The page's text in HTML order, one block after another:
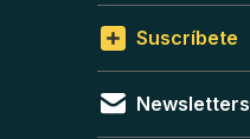
Suscríbete
Newsletters